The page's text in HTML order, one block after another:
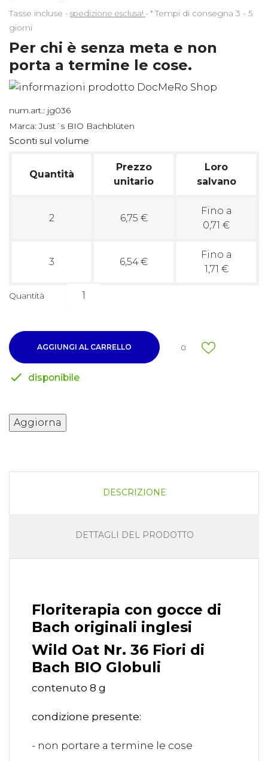
Tasse incluse
spedizione esclusa! *Tempi di consegna 3 - 5
giorni
Per chi è senza meta e non
porta a termine le cose.
num.art.: jg036
Marca: Just´s BIO Bachblüten
Sconti sul volume
Quantità
Prezzo
unitario
Loro
salvano
2 6,75 €
Fino a
0,71 €
3 6,54 €
Fino a
1,71 €
Quantità
AGGIUNGI AL CARRELLO 0
 disponibile
DESCRIZIONE
DETTAGLI DEL PRODOTTO
Floriterapia con gocce di
Bach originali inglesi
Wild Oat Nr. 36 Fiori di
Bach BIO Globuli
contenuto 8 g
condizione presente:
- non portare a termine le cose